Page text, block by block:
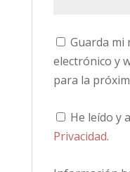
Guarda mi
electrónico y
para la
He leído y
Privacidad.